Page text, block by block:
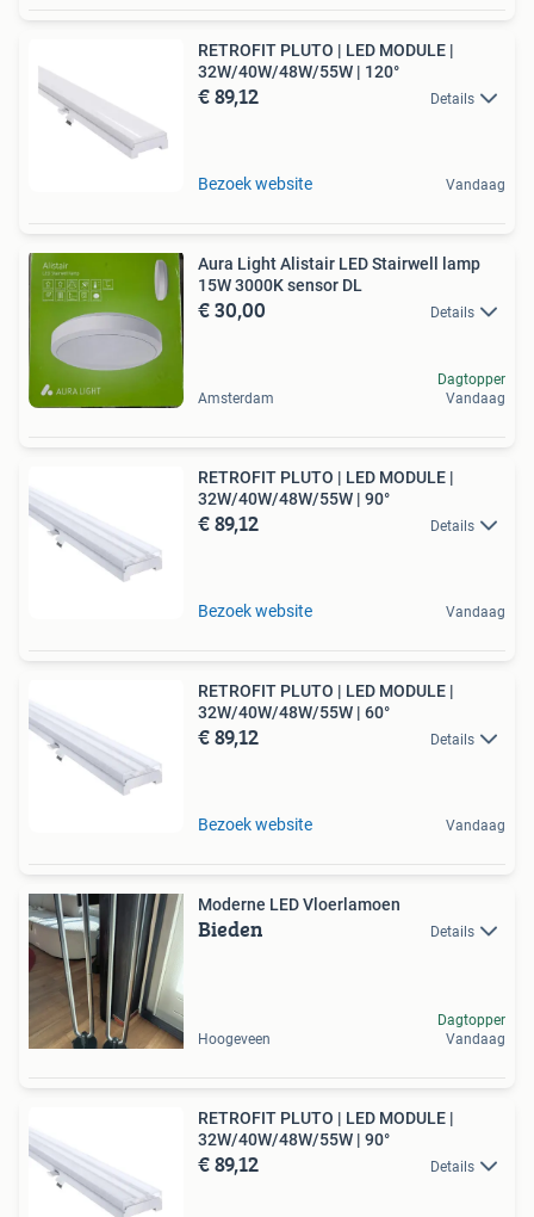
RETROFIT PLUTO | LED MODULE |
32W/40W/48W/55W | 120°
€ 89,12 Details
Bezoek website Vandaag
Aura Light Alistair LED Stairwell lamp
15W 3000K sensor DL
€ 30,00 Details
Amsterdam
Dagtopper
Vandaag
RETROFIT PLUTO | LED MODULE |
32W/40W/48W/55W | 90°
€ 89,12 Details
Bezoek website Vandaag
RETROFIT PLUTO | LED MODULE |
32W/40W/48W/55W | 60°
€ 89,12 Details
Bezoek website Vandaag
Moderne LED Vloerlamoen
Bieden Details
Hoogeveen
Dagtopper
Vandaag
RETROFIT PLUTO | LED MODULE |
32W/40W/48W/55W | 90°
€ 89,12 Details